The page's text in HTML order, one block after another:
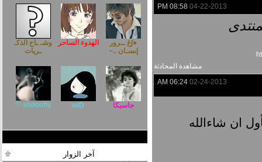
04-22-2013
08:58 PM
مشاهدة المحادثة
02-24-2013
06:24 AM
ان شاءالله
●∫غ ــرور
إنسـان ..~
الهدوء الساحر
وشـ ـاح الذكـ
ـريات
جاسيكا wiD
shooshy ♡
آخر الزوار